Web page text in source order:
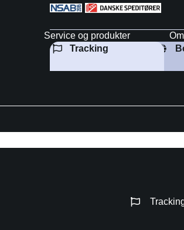
Service og produkter
Tracking